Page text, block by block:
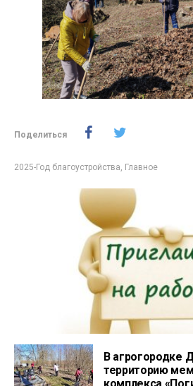
Поделиться
2025-Год благоустройства, Главное
В агрогородке
территорию
комплекса